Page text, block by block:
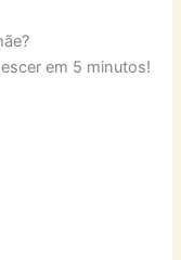
em 5 minutos!